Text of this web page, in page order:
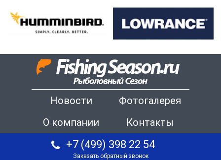
Новости
Фотогалерея
О компании
Контакты
+7 (499) 398 22 54
Заказать обратный звонок